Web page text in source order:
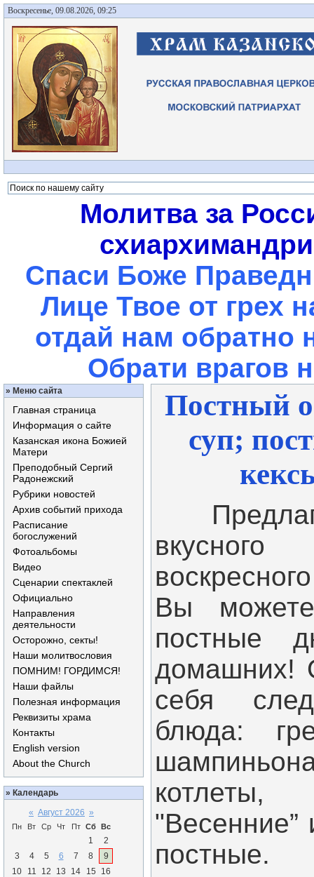
Воскресенье, 09.08.2026, 09:25
Молитва за
Спаси Боже
Лице Твое от грех
отдай нам обратно
Обрати врагов
» Меню сайта
Главная страница
Информация о сайте
Казанская икона Божией
Матери
Преподобный Сергий
Радонежский
Рубрики новостей
Архив событий прихода
Расписание
богослужений
Фотоальбомы
Видео
Сценарии спектаклей
Официально
Направления
деятельности
Осторожно, секты!
Наши молитвословия
ПОМНИМ! ГОРДИМСЯ!
Наши файлы
Полезная информация
Реквизиты храма
Контакты
English version
About the Church
» Календарь
« Август 2026 »
Пн Вт Ср Чт Пт Сб Вс
1
2
3
4 5 6 7 8
9
10
11 12 13 14 15
16
Постный
суп;
Вы
постные
домашних!
себя
блюда:
постные.